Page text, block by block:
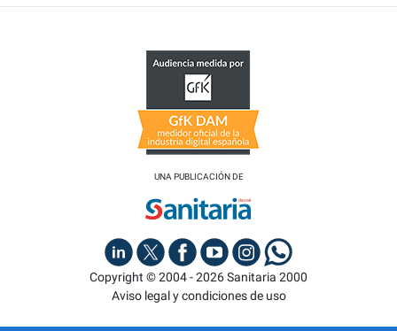
UNA PUBLICACIÓN DE
Copyright © 2004 - 2026 Sanitaria 2000
Aviso legal y condiciones de uso